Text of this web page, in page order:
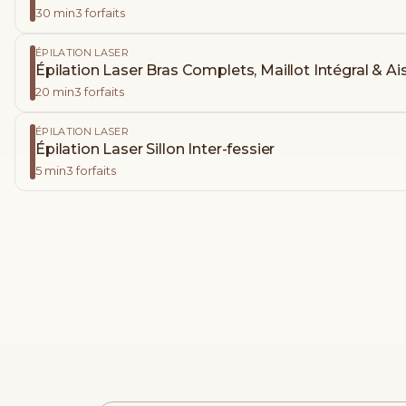
30 min3 forfaits
ÉPILATION LASER
Épilation Laser Bras Complets, Maillot Intégral &
20 min3 forfaits
ÉPILATION LASER
Épilation Laser Sillon Inter-fessier
5 min3 forfaits